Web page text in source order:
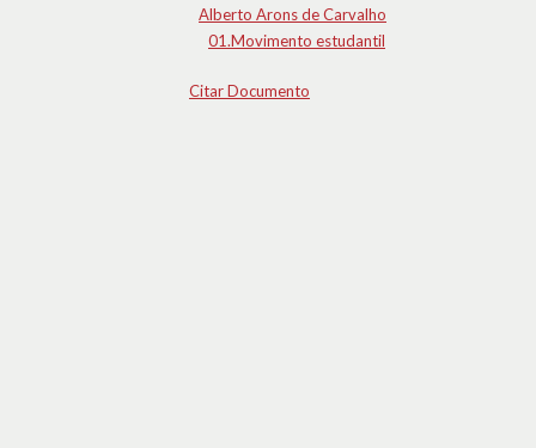
Alberto Arons de Carvalho
01.Movimento estudantil
Citar Documento